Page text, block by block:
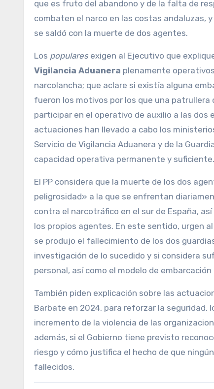
que es fruto del abandono y de la falta de
combaten el narco en las costas andaluzas,
se saldó con la muerte de dos agentes.
Los popularesexigen al Ejecutivo que
Vigilancia Aduanera plenamente
narcolancha; que aclare si existía alguna
fueron los motivos por los que una
participar en el operativo de auxilio a las dos
actuaciones han llevado a cabo los
Servicio de Vigilancia Aduanera y de la
capacidad operativa permanente y suficiente.
El PP considera que la muerte de los dos
peligrosidad» a la que se enfrentan
contra el narcotráfico en el sur de España,
los propios agentes. En este sentido, urgen
se produjo el fallecimiento de los dos
investigación de lo sucedido y si considera
personal, así como el modelo de
También piden explicación sobre las
Barbate en 2024, para reforzar la
incremento de la violencia de las
además, si el Gobierno tiene previsto
riesgo y cómo justifica el hecho de que
fallecidos.